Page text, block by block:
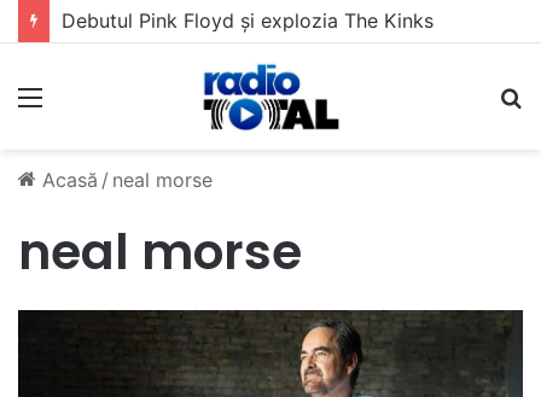
Debutul Pink Floyd și explozia The Kinks
Meniu
Acasă / neal morse
neal morse